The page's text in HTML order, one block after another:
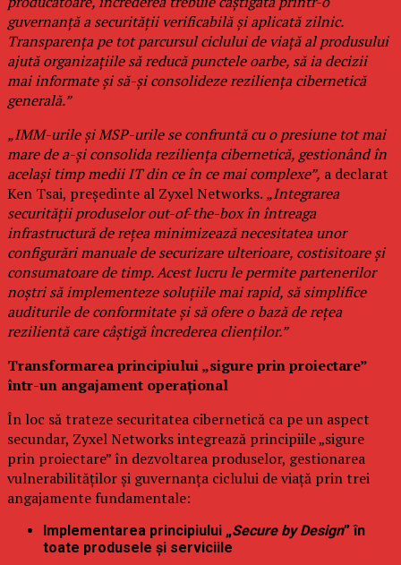
guvernanță a securității verificabilă și aplicată zilnic.
Transparența pe tot parcursul ciclului de viață al produsului
ajută organizațiile să reducă punctele oarbe, să ia decizii
mai informate și să-și consolideze reziliența cibernetică
generală.”
„IMM-urile și MSP-urile se confruntă cu o presiune tot mai
mare de a-și consolida reziliența cibernetică, gestionând în
același timp medii IT din ce în ce mai complexe”, a declarat
Ken Tsai, președinte al Zyxel Networks. „Integrarea
securității produselor out-of-the-box în întreaga
infrastructură de rețea minimizează necesitatea unor
configurări manuale de securizare ulterioare, costisitoare și
consumatoare de timp. Acest lucru le permite partenerilor
noștri să implementeze soluțiile mai rapid, să simplifice
auditurile de conformitate și să ofere o bază de rețea
rezilientă care câștigă încrederea clienților.”
Transformarea principiului „sigure prin proiectare”
într-un angajament operațional
În loc să trateze securitatea cibernetică ca pe un aspect
secundar, Zyxel Networks integrează principiile „sigure
prin proiectare” în dezvoltarea produselor, gestionarea
vulnerabilităților și guvernanța ciclului de viață prin trei
angajamente fundamentale:
Implementarea principiului „Secure by Design” în
toate produsele și serviciile